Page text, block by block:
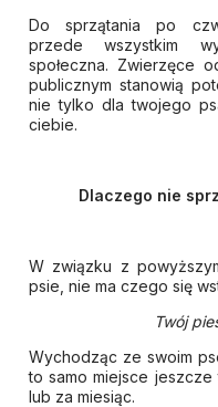
Do sprzątania po
przede wszystkim
społeczna. Zwierzęce
publicznym stanowią
nie tylko dla twojego
ciebie.
Dlaczego nie
W związku z
psie, nie ma czego się
Twój
Wychodząc ze swoim
to samo miejsce
lub za miesiąc.